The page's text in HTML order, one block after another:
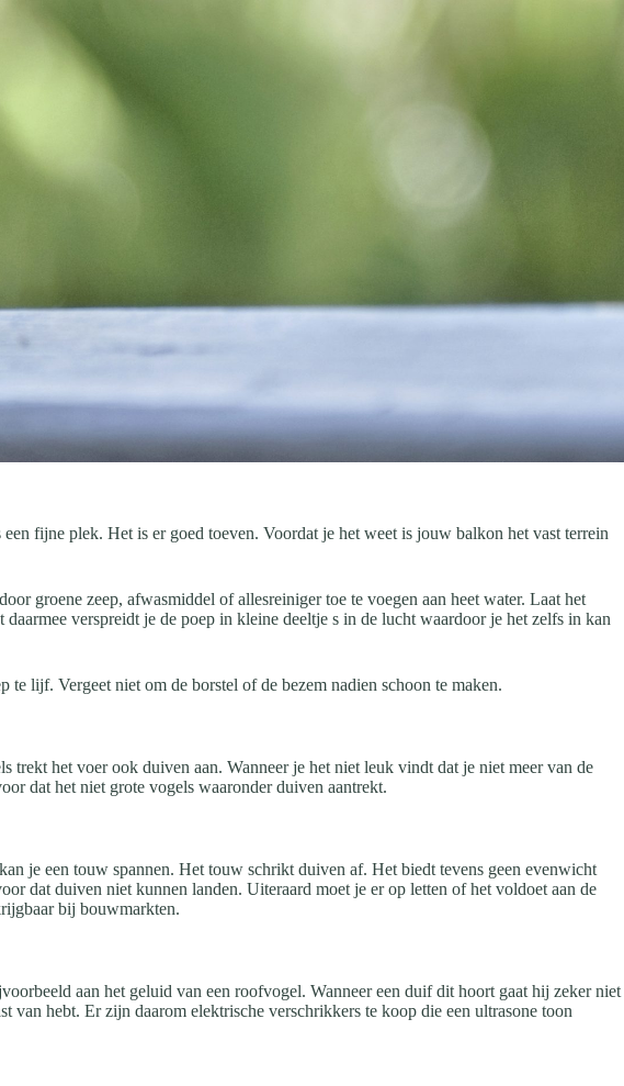
fijne plek. Het is er goed toeven. Voordat je het weet is jouw balkon het vast terrein
groene zeep, afwasmiddel of allesreiniger toe te voegen aan heet water. Laat het
verspreidt je de poep in kleine deeltje s in de lucht waardoor je het zelfs in kan
te lijf. Vergeet niet om de borstel of de bezem nadien schoon te maken.
het voer ook duiven aan. Wanneer je het niet leuk vindt dat je niet meer van de
dat het niet grote vogels waaronder duiven aantrekt.
je een touw spannen. Het touw schrikt duiven af. Het biedt tevens geen evenwicht
dat duiven niet kunnen landen. Uiteraard moet je er op letten of het voldoet aan de
bij bouwmarkten.
aan het geluid van een roofvogel. Wanneer een duif dit hoort gaat hij zeker niet
hebt. Er zijn daarom elektrische verschrikkers te koop die een ultrasone toon